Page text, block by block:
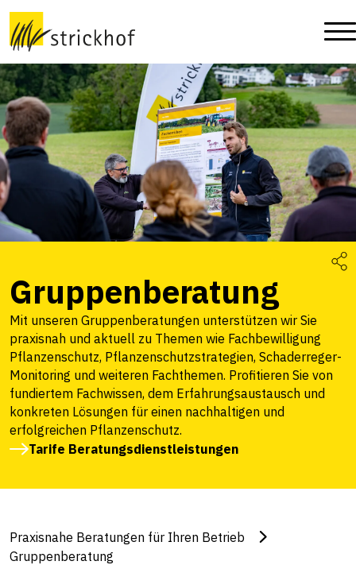
Gruppenberatung
Mit unseren Gruppenberatungen unterstützen wir Sie
praxisnah und aktuell zu Themen wie Fachbewilligung
Pflanzenschutz, Pflanzenschutzstrategien, Schaderreger-
Monitoring und weiteren Fachthemen. Profitieren Sie von
fundiertem Fachwissen, dem Erfahrungsaustausch und
konkreten Lösungen für einen nachhaltigen und
erfolgreichen Pflanzenschutz.
Tarife Beratungsdienstleistungen
Praxisnahe Beratungen für Ihren Betrieb
Gruppenberatung